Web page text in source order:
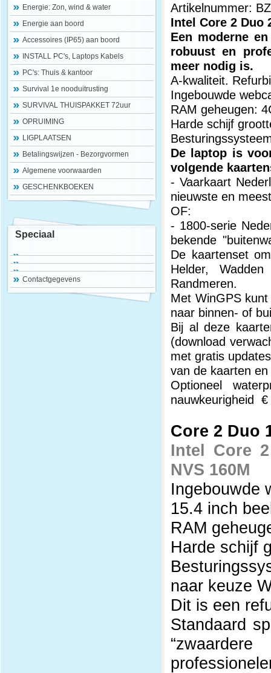
Energie: Zon, wind & water
Energie aan boord
Accessoires (IP65) aan boord
INSTALL PC's, Laptops Kabels
PC's: Thuis & kantoor
Survival 1e nooduitrusting
SURVIVAL THUISPAKKET 72uur
OPRUIMING
LIGPLAATSEN
Betalingswijzen - Bezorgvormen
Algemene voorwaarden
GESCHENKBOEKEN
Speciaal
Contactgegevens
Artikelnummer:
Intel Core 2 Duo
Een moderne
robuust en
meer nodig is.
A-kwaliteit.
Ingebouwde
RAM geheugen:
Harde schijf
De laptop is
volgende
- Vaarkaart
nieuwste en
OF:
- 1800-serie
bekende
De kaartenset
Helder,
Randmeren.
Met WinGPS
naar binnen- of
Bij al deze
(download
met gratis
van de kaarten
Optioneel
nauwkeurigheid
Core 2 Duo
Intel Core
NVS 160M
Ingebouwde
15.4 inch
RAM
Harde schijf
naar keuze
Dit is een
Standaard